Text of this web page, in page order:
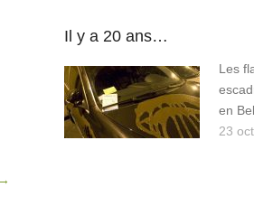
→
Il y a 20 ans…
Les
en
23